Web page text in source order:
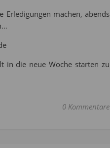
Erledigungen machen, abends
in die neue Woche starten zu
0 Kommentare